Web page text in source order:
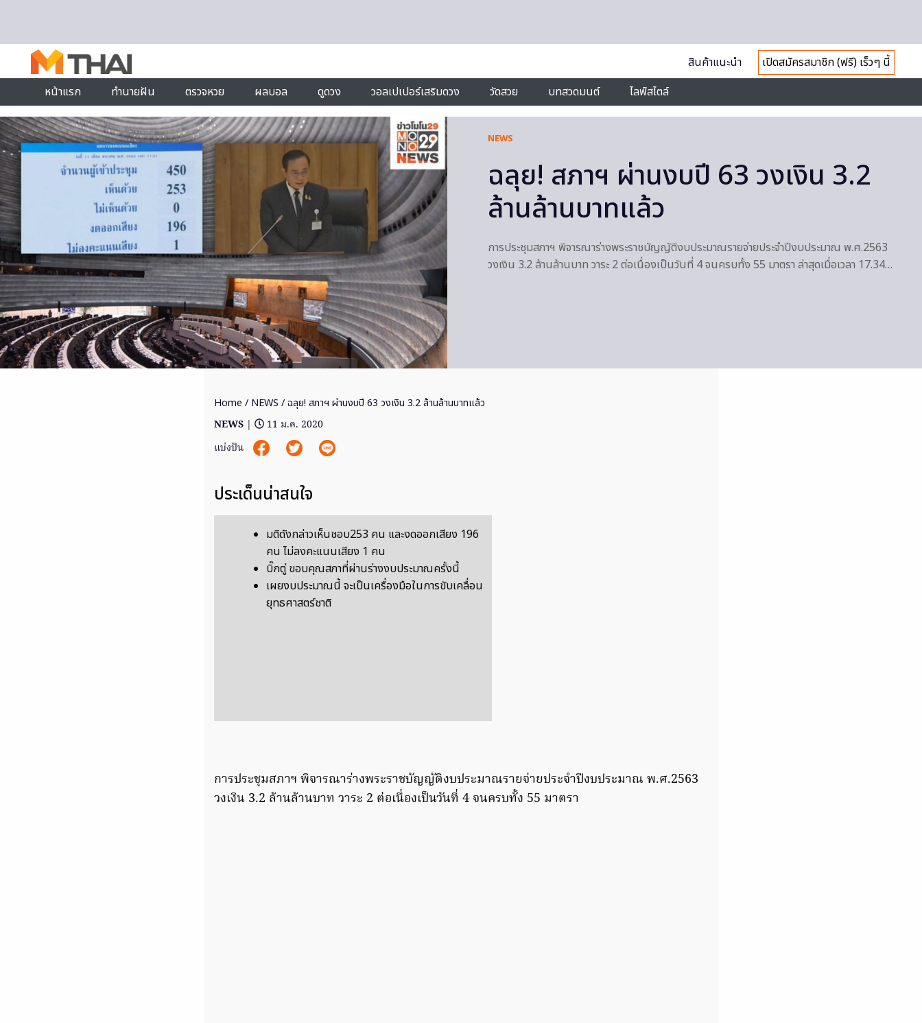
สินค้าแนะนำ
เปิดสมัครสมาชิก (ฟรี) เร็วๆ นี้
หน้าแรก
ทำนายฝัน ตรวจหวย ผลบอล ดูดวง วอลเปเปอร์เสริมดวง วัดสวย บทสวดมนต์ ไลฟ์สไตล์
NEWS
ฉลุย! สภาฯ ผ่านงบปี 63 วงเงิน 3.2
ล้านล้านบาทแล้ว
การประชุมสภาฯ พิจารณาร่างพระราชบัญญัติงบประมาณรายจ่ายประจำปีงบประมาณ พ.ศ.2563
วงเงิน 3.2 ล้านล้านบาท วาระ 2 ต่อเนื่องเป็นวันที่ 4 จนครบทั้ง 55 มาตรา ล่าสุดเมื่อเวลา 17.34…
Home / NEWS / ฉลุย! สภาฯ ผ่านงบปี 63 วงเงิน 3.2 ล้านล้านบาทแล้ว
NEWS |
11 ม.ค. 2020
แบ่งปัน
ประเด็นน่าสนใจ
มติดังกล่าวเห็นชอบ253 คน และงดออกเสียง 196
คน ไม่ลงคะแนนเสียง 1 คน
บิ๊กตู่ ขอบคุณสภาที่ผ่านร่างงบประมาณครั้งนี้
เผยงบประมาณนี้ จะเป็นเครื่องมือในการขับเคลื่อน
ยุทธศาสตร์ชาติ
การประชุมสภาฯ พิจารณาร่างพระราชบัญญัติงบประมาณรายจ่ายประจำปีงบประมาณ พ.ศ.2563
วงเงิน 3.2 ล้านล้านบาท วาระ 2 ต่อเนื่องเป็นวันที่ 4 จนครบทั้ง 55 มาตรา